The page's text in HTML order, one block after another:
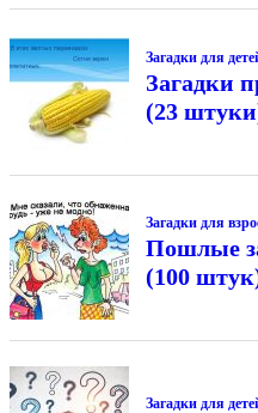
Загадки для
Загадки
(23
Загадки для
Пошлые
(100
Загадки для